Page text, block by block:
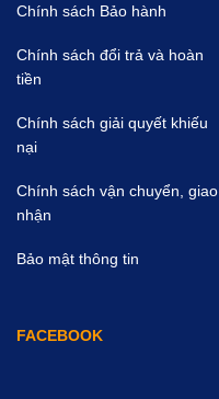
Chính sách Bảo hành
Chính sách đổi trả và hoàn
tiền
Chính sách giải quyết khiếu
nại
Chính sách vận chuyển, giao
nhận
Bảo mật thông tin
FACEBOOK